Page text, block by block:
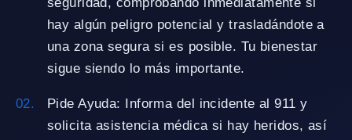
hay algún peligro potencial y trasladándote a
una zona segura si es posible. Tu bienestar
sigue siendo lo más importante.
Pide Ayuda: Informa del incidente al 911 y
solicita asistencia médica si hay heridos, así